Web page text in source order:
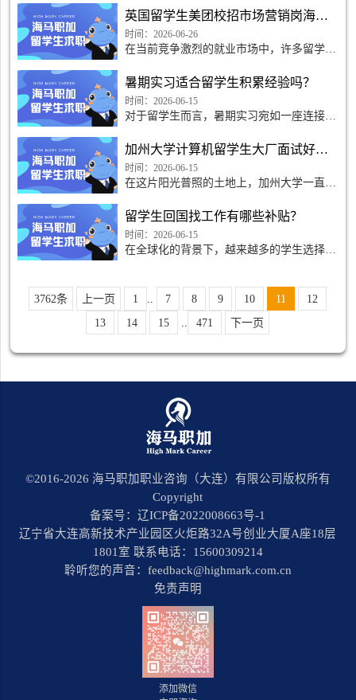
生存在明显区别。面试官除了常规金融专业
问题，会重点针对英国学制、海外课程体
系、信息差、实习适配
英国留学生美团校招市场营销岗海归求职上岸技巧
时间：2026-06-26
在当前竞争激烈的就业市场中，许多留学生
在众多应聘者中脱颖而出是每个海归学子必
须面对的问题。本
暑期实习适合留学生积累经验吗？
时间：2026-06-15
对于留学生而言，暑期实习宛如一座连接校
比拟的价值。
加州大学计算机留学生大厂面试好过吗？
时间：2026-06-15
在这片阳光普照的土地上，加州大学一直以
算机科学领域，这里不仅孕育了一批又一批
优秀的技术人才，
留学生回国找工作有哪些补贴？
时间：2026-06-15
在全球化的背景下，越来越多的学生选择出
时，众多的机会和挑战
3762条
上一页 1 .. 7 8 9 10 11
12
13
14 15 .. 471 下一页
©2016-2026 海马职加职业咨询（大连）有限公司版权所有
Copyright
备案号：辽ICP备2022008663号-1
辽宁省大连高新技术产业园区火炬路32A号创业大厦A座18层
1801室 联系电话：15600309214
聆听您的声音：feedback@highmark.com.cn
免责声明
添加微信